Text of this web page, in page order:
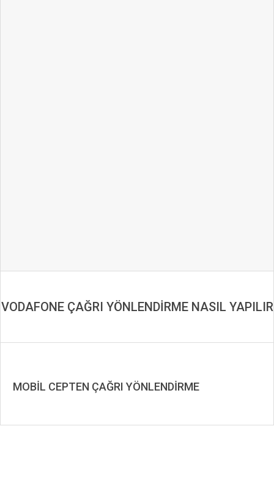
VODAFONE ÇAĞRI YÖNLENDİRME NASIL YAPILIR
MOBİL CEPTEN ÇAĞRI YÖNLENDİRME